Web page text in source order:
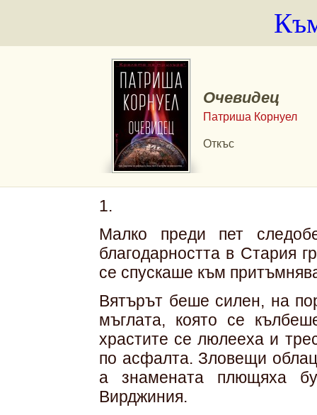
Очевидец
Патриша Корнуел
Откъс
1.
Малко преди пет
благодарността в Стария
се спускаше към
Вятърът беше силен, на
мъглата, която се
храстите се люлееха и
по асфалта. Зловещи
а знамената плющяха
Вирджиния.